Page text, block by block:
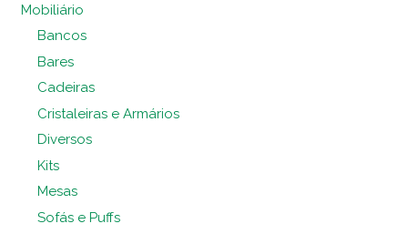
Mobiliário
Bancos
Bares
Cadeiras
Cristaleiras e Armários
Diversos
Kits
Mesas
Sofás e Puffs